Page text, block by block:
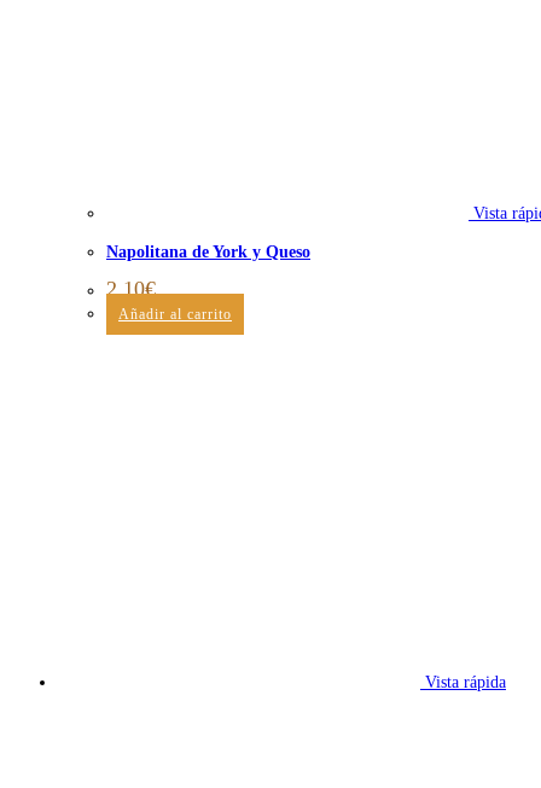
Vista
Napolitana de York y Queso
2,10€
Añadir al carrito
Vista rápida